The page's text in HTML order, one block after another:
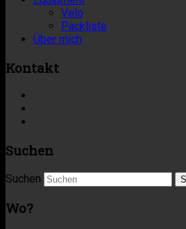
Velo
Packliste
Über mich
Kontakt
Suchen
Suchen
Wo?